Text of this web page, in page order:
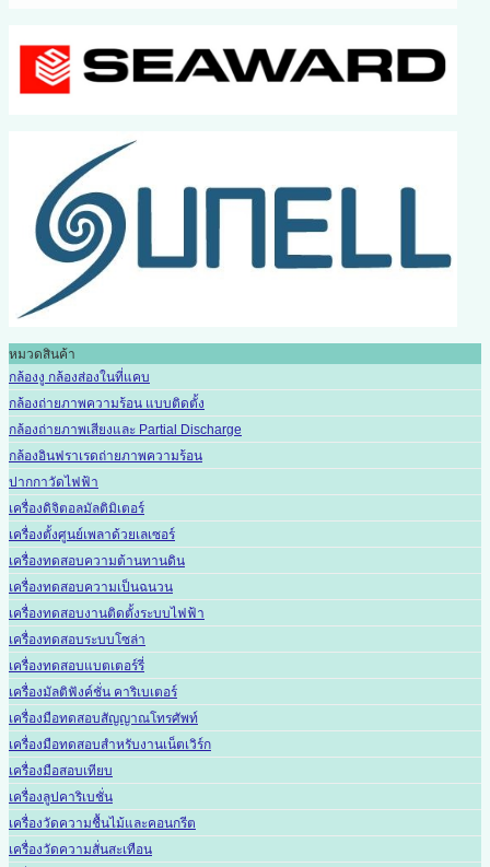
หมวดสินค้า
กล้องงู กล้องส่องในที่แคบ
กล้องถ่ายภาพความร้อน แบบติดตั้ง
กล้องถ่ายภาพเสียงและ Partial Discharge
กล้องอินฟราเรดถ่ายภาพความร้อน
ปากกาวัดไฟฟ้า
เครื่องดิจิตอลมัลติมิเตอร์
เครื่องตั้งศูนย์เพลาด้วยเลเซอร์
เครื่องทดสอบความต้านทานดิน
เครื่องทดสอบความเป็นฉนวน
เครื่องทดสอบงานติดตั้งระบบไฟฟ้า
เครื่องทดสอบระบบโซล่า
เครื่องทดสอบแบตเตอร์รี่
เครื่องมัลติฟังค์ชั่น คาริเบเตอร์
เครื่องมือทดสอบสัญญาณโทรศัพท์
เครื่องมือทดสอบสำหรับงานเน็ตเวิร์ก
เครื่องมือสอบเทียบ
เครื่องลูปคาริเบชั่น
เครื่องวัดความชื้นไม้และคอนกรีต
เครื่องวัดความสั่นสะเทือน